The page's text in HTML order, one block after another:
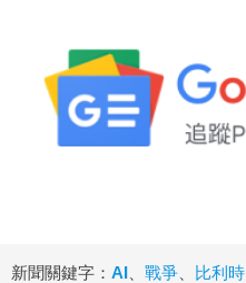
新聞關鍵字： AI 戰爭 比利時